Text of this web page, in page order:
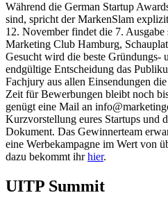
Während die German Startup
sind, spricht der MarkenSlam
12. November findet die 7. Ausgabe
Marketing Club Hamburg,
Gesucht wird die beste Gründungs-
endgültige Entscheidung das
Fachjury aus allen Einsendungen
Zeit für Bewerbungen bleibt noch
genügt eine Mail an
Kurzvorstellung eures Startups und
Dokument. Das Gewinnerteam
eine Werbekampagne im Wert von
dazu bekommt ihrhier.
UITP Summit